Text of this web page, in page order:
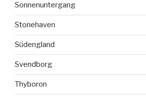
Sonnenuntergang
Stonehaven
Südengland
Svendborg
Thyboron